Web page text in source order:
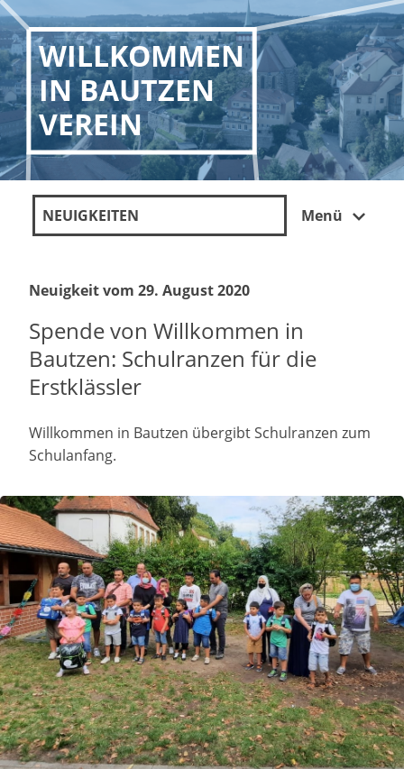
WILLKOMMEN
IN BAUTZEN
VEREIN
NEUIGKEITEN Menü
Neuigkeit vom 29. August 2020
Spende von Willkommen in
Bautzen: Schulranzen für die
Erstklässler
Willkommen in Bautzen übergibt Schulranzen zum
Schulanfang.